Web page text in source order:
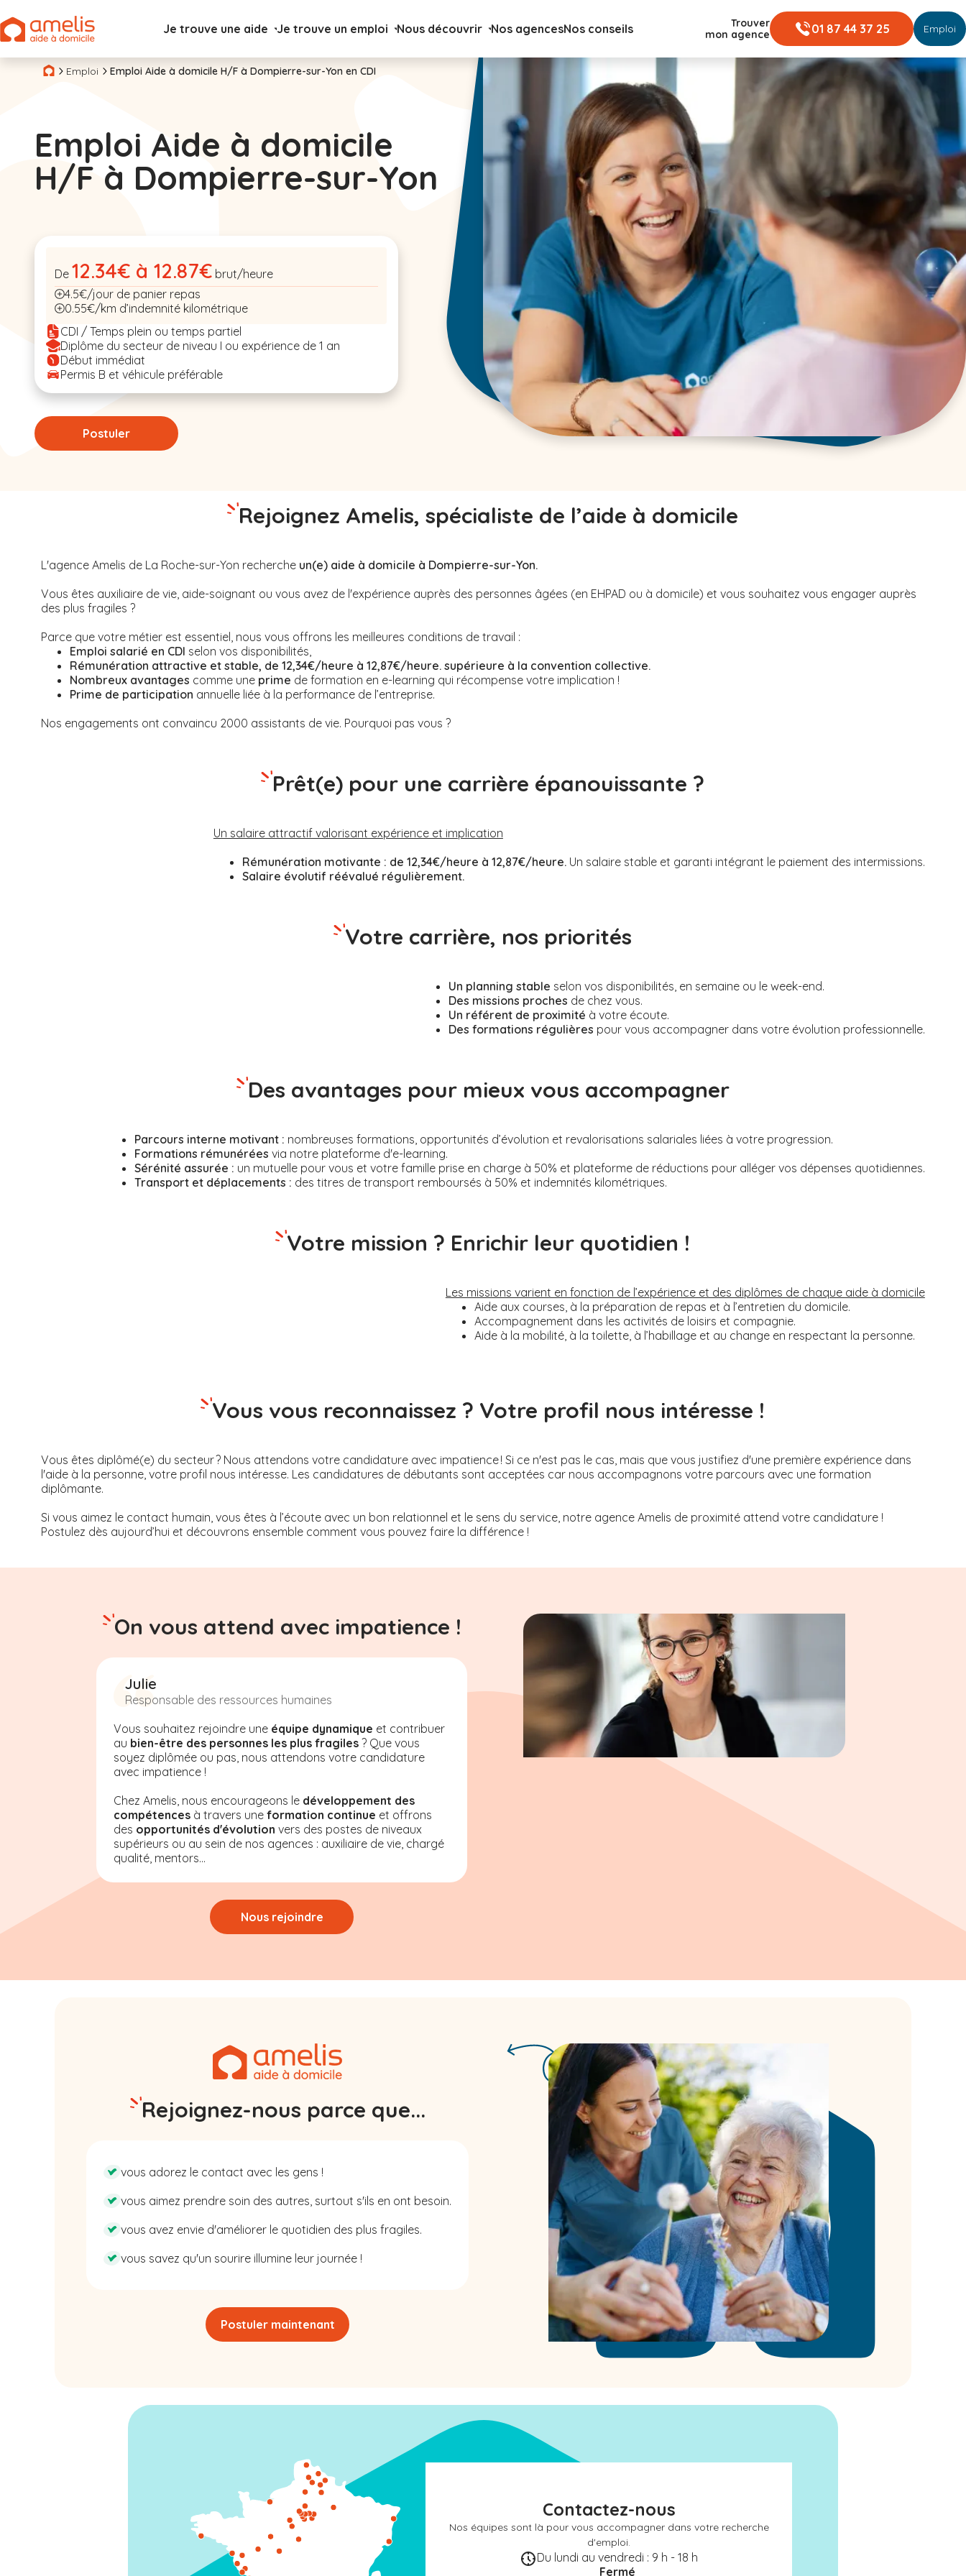
Je trouve une aide Je trouve un emploi Nous découvrir Nos agencesNos conseils
Trouver
mon agence
01 87 44 37 25 Emploi
Emploi Emploi Aide à domicile H/F à Dompierre-sur-Yon en CDI
Emploi Aide à domicile
H/F à Dompierre-sur-Yon
De 12.34€ à 12.87€ brut/heure
4.5€/jour de panier repas
0.55€/km d’indemnité kilométrique
CDI / Temps plein ou temps partiel
Diplôme du secteur de niveau I ou expérience de 1 an
Début immédiat
Permis B et véhicule préférable
Postuler
Rejoignez Amelis, spécialiste de l’aide à domicile
L'agence Amelis de La Roche-sur-Yon recherche un(e) aide à domicile à Dompierre-sur-Yon.
Vous êtes auxiliaire de vie, aide-soignant ou vous avez de l'expérience auprès des personnes âgées (en EHPAD ou à domicile) et vous souhaitez vous engager auprès
des plus fragiles ?
Parce que votre métier est essentiel, nous vous offrons les meilleures conditions de travail :
Emploi salarié en CDI selon vos disponibilités,
Rémunération attractive et stable, de 12,34€/heure à 12,87€/heure. supérieure à la convention collective.
Nombreux avantages comme une prime de formation en e-learning qui récompense votre implication !
Prime de participation annuelle liée à la performance de l’entreprise.
Nos engagements ont convaincu 2000 assistants de vie. Pourquoi pas vous ?
Prêt(e) pour une carrière épanouissante ?
Un salaire attractif valorisant expérience et implication
Rémunération motivante : de 12,34€/heure à 12,87€/heure.Un salaire stable et garanti intégrant le paiement des intermissions.
Salaire évolutif réévalué régulièrement.
Votre carrière, nos priorités
Un planning stable selon vos disponibilités, en semaine ou le week-end.
Des missions proches de chez vous.
Un référent de proximité à votre écoute.
Des formations régulières pour vous accompagner dans votre évolution professionnelle.
Des avantages pour mieux vous accompagner
Parcours interne motivant : nombreuses formations, opportunités d’évolution et revalorisations salariales liées à votre progression.
Formations rémunérées via notre plateforme d'e-learning.
Sérénité assurée : un mutuelle pour vous et votre famille prise en charge à 50% et plateforme de réductions pour alléger vos dépenses quotidiennes.
Transport et déplacements : des titres de transport remboursés à 50% et indemnités kilométriques.
Votre mission ? Enrichir leur quotidien !
Les missions varient en fonction de l’expérience et des diplômes de chaque aide à domicile
Aide aux courses, à la préparation de repas et à l’entretien du domicile.
Accompagnement dans les activités de loisirs et compagnie.
Aide à la mobilité, à la toilette, à l’habillage et au change en respectant la personne.
Vous vous reconnaissez ? Votre profil nous intéresse !
Vous êtes diplômé(e) du secteur ? Nous attendons votre candidature avec impatience ! Si ce n'est pas le cas, mais que vous justifiez d'une première expérience dans
l'aide à la personne, votre profil nous intéresse. Les candidatures de débutants sont acceptées car nous accompagnons votre parcours avec une formation
diplômante.
Si vous aimez le contact humain, vous êtes à l’écoute avec un bon relationnel et le sens du service, notre agence Amelis de proximité attend votre candidature !
Postulez dès aujourd’hui et découvrons ensemble comment vous pouvez faire la différence !
On vous attend avec impatience !
Julie
Responsable des ressources humaines
Vous souhaitez rejoindre une équipe dynamique et contribuer
au bien-être des personnes les plus fragiles ? Que vous
soyez diplômée ou pas, nous attendons votre candidature
avec impatience !
Chez Amelis, nous encourageons le développement des
compétences à travers une formation continue et offrons
des opportunités d'évolution vers des postes de niveaux
supérieurs ou au sein de nos agences : auxiliaire de vie, chargé
qualité, mentors...
Nous rejoindre
Rejoignez-nous parce que...
vous adorez le contact avec les gens !
vous aimez prendre soin des autres, surtout s'ils en ont besoin.
vous avez envie d'améliorer le quotidien des plus fragiles.
vous savez qu'un sourire illumine leur journée !
Postuler maintenant
Contactez-nous
Nos équipes sont là pour vous accompagner dans votre recherche
d'emploi.
Du lundi au vendredi : 9 h - 18 h
Fermé